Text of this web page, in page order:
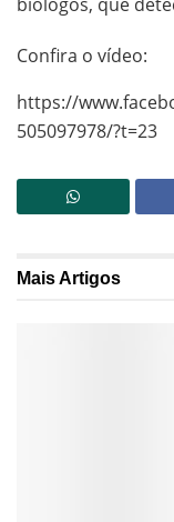
Confira o vídeo:
https://
505097978/?t=23
MaisArtigos